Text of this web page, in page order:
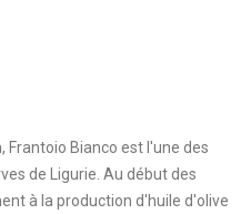
Bianco est l'une des
de Ligurie. Au début des
à la production d'huile d'olive